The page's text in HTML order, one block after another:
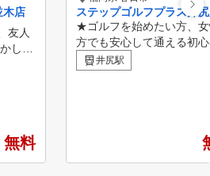
木店
友人
しか
フが
える
無料
ステップゴルフプラス井
★ゴルフを始めたい方、
方でも安心して通える初
ログラムも充実!!～無料体
約受付中!!～ ★新規入会い
ゴルフクラブ&シューズは
レンタルあり！ ★全打席
井尻駅